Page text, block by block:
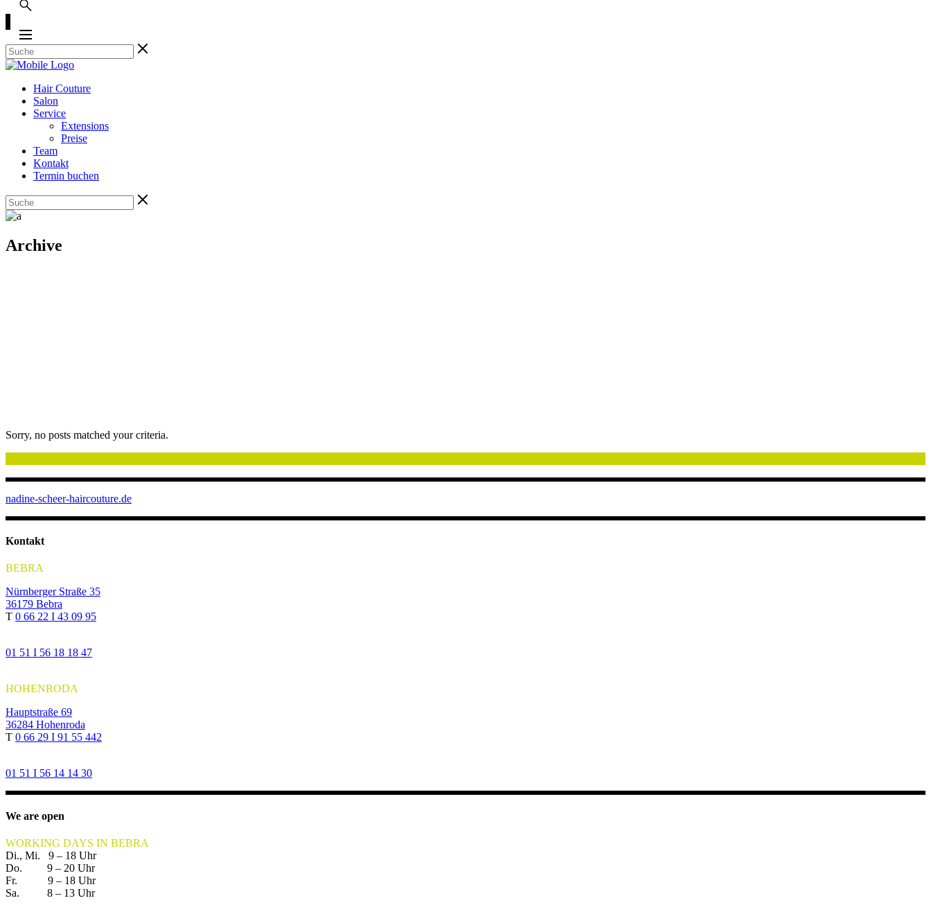
Hair Couture
Salon
Service
Extensions
Preise
Team
Kontakt
Termin buchen
Archive
Sorry, no posts matched your criteria.
nadine-scheer-haircouture.de
Kontakt
BEBRA
Nürnberger Straße 35
36179 Bebra
T 0 66 22 I 43 09 95
01 51 I 56 18 18 47
HOHENRODA
Hauptstraße 69
36284 Hohenroda
T 0 66 29 I 91 55 442
01 51 I 56 14 14 30
We are open
WORKING DAYS IN BEBRA
Di., Mi. 9 – 18 Uhr
Do. 9 – 20 Uhr
Fr. 9 – 18 Uhr
Sa. 8 – 13 Uhr